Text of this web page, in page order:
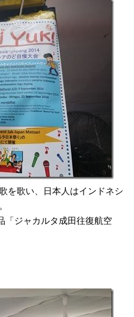
を歌い、日本人はインドネシ
「ジャカルタ成田往復航空